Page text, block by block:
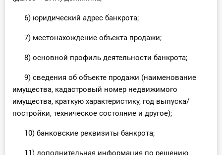
6) юридический адрес банкрота;
7) местонахождение объекта продажи;
8) основной профиль деятельности банкрота;
9) сведения об объекте продажи (наименование
имущества, кадастровый номер недвижимого
имущества, краткую характеристику, год выпуска/
постройки, техническое состояние и другое);
10) банковские реквизиты банкрота;
11) дополнительная информация по решению